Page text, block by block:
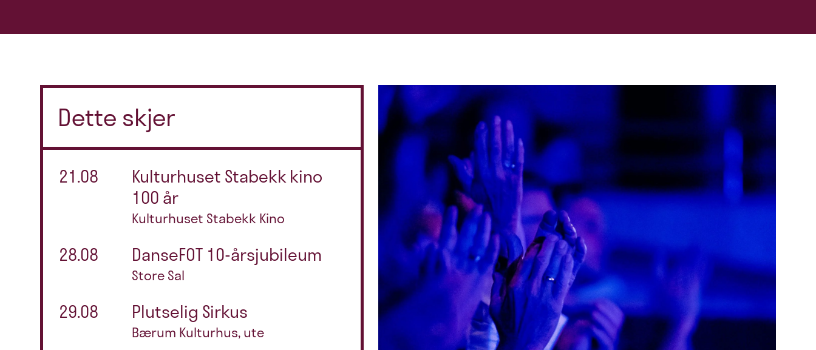
Dette skjer
21.08
Kulturhuset Stabekk kino
100 år
Kulturhuset Stabekk Kino
28.08 DanseFOT 10-årsjubileum
Store Sal
29.08 Plutselig Sirkus
Bærum Kulturhus, ute